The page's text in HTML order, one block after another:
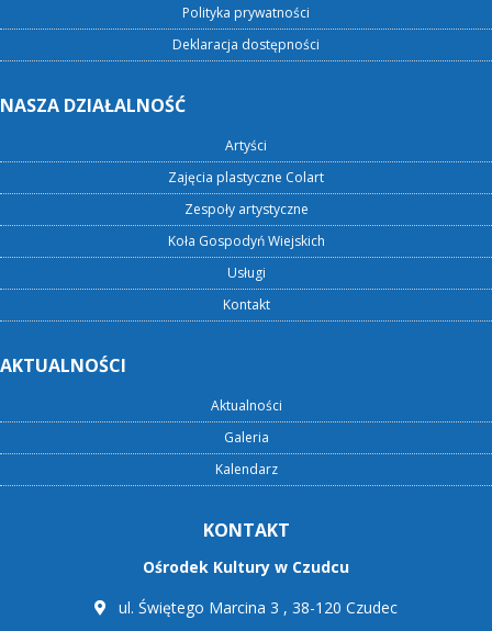
Polityka prywatności
Deklaracja dostępności
NASZA DZIAŁALNOŚĆ
Artyści
Zajęcia plastyczne Colart
Zespoły artystyczne
Koła Gospodyń Wiejskich
Usługi
Kontakt
AKTUALNOŚCI
Aktualności
Galeria
Kalendarz
KONTAKT
Ośrodek Kultury w Czudcu
ul. Świętego Marcina 3 , 38-120 Czudec